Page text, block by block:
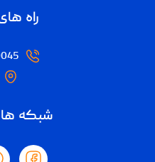
راه
شبکه